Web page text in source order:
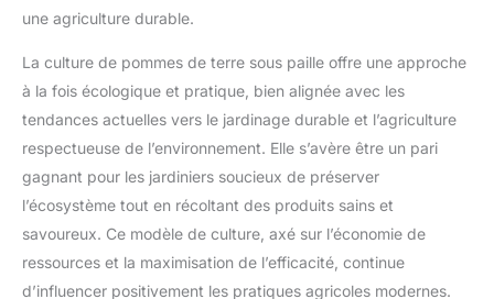
une agriculture durable.
La culture de pommes de terre sous paille offre une approche
à la fois écologique et pratique, bien alignée avec les
tendances actuelles vers le jardinage durable et l’agriculture
respectueuse de l’environnement. Elle s’avère être un pari
gagnant pour les jardiniers soucieux de préserver
l’écosystème tout en récoltant des produits sains et
savoureux. Ce modèle de culture, axé sur l’économie de
ressources et la maximisation de l’efficacité, continue
d’influencer positivement les pratiques agricoles modernes.